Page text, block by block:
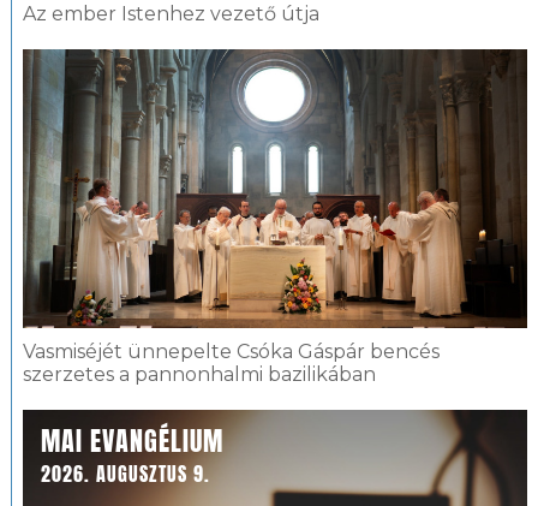
Az ember Istenhez vezető útja
Vasmiséjét ünnepelte Csóka Gáspár bencés
szerzetes a pannonhalmi bazilikában
MAI EVANGÉLIUM
2026. AUGUSZTUS 9.